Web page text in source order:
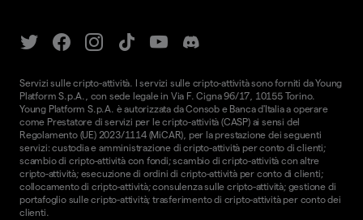
Servizi sulle cripto-attività. I servizi sulle cripto-attività sono forniti da Young
Platform S.p.A., con sede legale in Via F. Cigna 96/17, 10155 Torino.
Young Platform S.p.A. è autorizzata da Consob e Banca d'Italia a operare
come Prestatore di servizi per le cripto-attività (CASP) ai sensi del
Regolamento (UE) 2023/1114 (MiCAR), per la prestazione dei seguenti
servizi: custodia e amministrazione di cripto-attività per conto di clienti;
scambio di cripto-attività con fondi; scambio di cripto-attività con altre
cripto-attività; esecuzione di ordini di cripto-attività per conto di clienti;
collocamento di cripto-attività; consulenza sulle cripto-attività; gestione di
portafoglio sulle cripto-attività; trasferimento di cripto-attività per conto dei
clienti.